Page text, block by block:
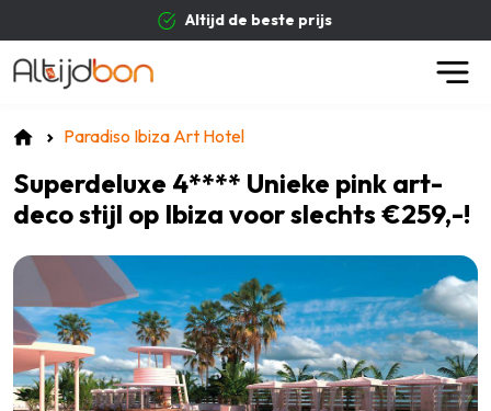
Paradiso Ibiza Art Hotel
Superdeluxe 4**** Unieke pink art-
deco stijl op Ibiza voor slechts €259,-!